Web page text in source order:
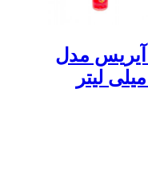
آیریس مدل